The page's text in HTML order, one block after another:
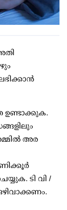
ഉണ്ടാക്കുക.
അര
ടി വി /